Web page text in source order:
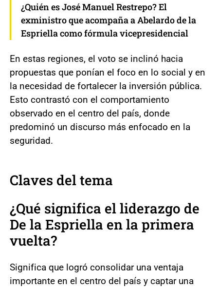
¿Quién es José Manuel Restrepo? El
exministro que acompaña a Abelardo de la
Espriella como fórmula vicepresidencial
En estas regiones, el voto se inclinó hacia
propuestas que ponían el foco en lo social y en
la necesidad de fortalecer la inversión pública.
Esto contrastó con el comportamiento
observado en el centro del país, donde
predominó un discurso más enfocado en la
seguridad.
Claves del tema
¿Qué significa el liderazgo de
De la Espriella en la primera
vuelta?
Significa que logró consolidar una ventaja
importante en el centro del país y captar una